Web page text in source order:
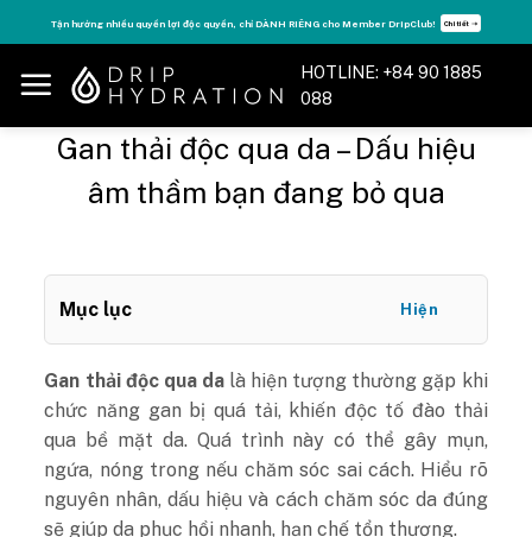
to
content
Tận hưởng nhiều quyền lợi độc quyền, chỉ DÀNH RIÊNG cho Member DripClub! Chi tiết ➝
HOTLINE: +84 90 1885
088
Gan thải độc qua da – Dấu hiệu
âm thầm bạn đang bỏ qua
Mục lục Hiện
Gan thải độc qua da là hiện tượng thường gặp khi
chức năng gan bị quá tải, khiến độc tố đào thải
qua bề mặt da. Quá trình này có thể gây mụn,
ngứa, nóng trong nếu chăm sóc sai cách. Hiểu rõ
nguyên nhân, dấu hiệu và cách chăm sóc da đúng
sẽ giúp da phục hồi nhanh, hạn chế tổn thương.